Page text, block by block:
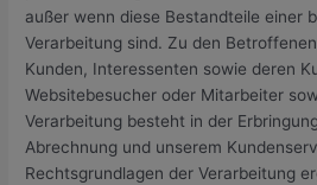
außer wenn diese Bestandteile einer
Verarbeitung sind. Zu den
Kunden, Interessenten sowie deren
Websitebesucher oder Mitarbeiter
Verarbeitung besteht in der
Abrechnung und unserem
Rechtsgrundlagen der Verarbeitung